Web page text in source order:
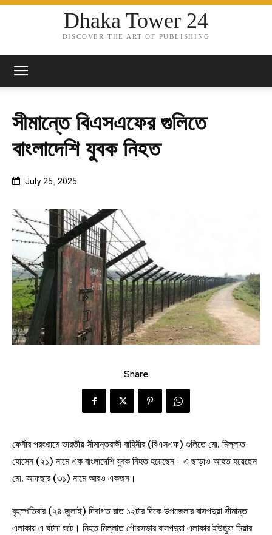
Dhaka Tower 24
DISCOVER THE ART OF PUBLISHING
সীমান্তে বিএসএফের গুলিতে
বাংলাদেশি যুবক নিহত
July 25, 2025
Share
ফেনীর পরশুরামে ভারতীয় সীমান্তরক্ষী বাহিনীর (বিএসএফ) গুলিতে মো. মিল্লাত
হোসেন (২১) নামে এক বাংলাদেশি যুবক নিহত হয়েছেন। এ ছাড়াও আহত হয়েছেন
মো. আফছার (৩১) নামে আরও একজন।
বৃহস্পতিবার (২৪ জুলাই) দিবাগত রাত ১২টার দিকে উপজেলার বাসপদুয়া সীমান্ত
এলাকায় এ ঘটনা ঘটে। নিহত মিল্লাত পৌরসভার বাসপদুয়া এলাকার ইউছুফ মিয়ার